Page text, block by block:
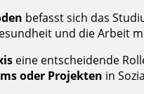
befasst sich das
und die Arbeit
eine entscheidende
oder Projekten in